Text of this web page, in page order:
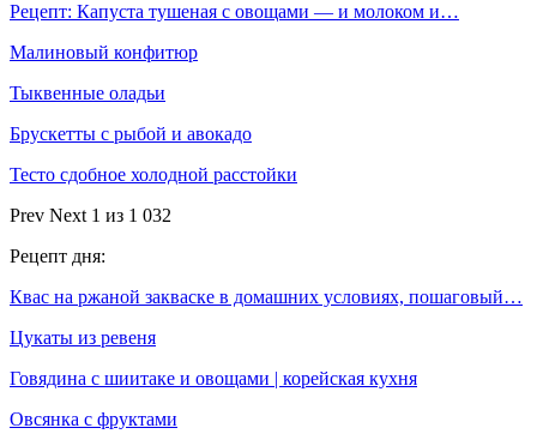
Рецепт: Капуста тушеная с овощами — и молоком и…
Малиновый конфитюр
Тыквенные оладьи
Брускетты с рыбой и авокадо
Тесто сдобное холодной расстойки
Prev Next 1 из 1 032
Рецепт дня:
Квас на ржаной закваске в домашних условиях, пошаговый…
Цукаты из ревеня
Говядина с шиитаке и овощами | корейская кухня
Овсянка с фруктами